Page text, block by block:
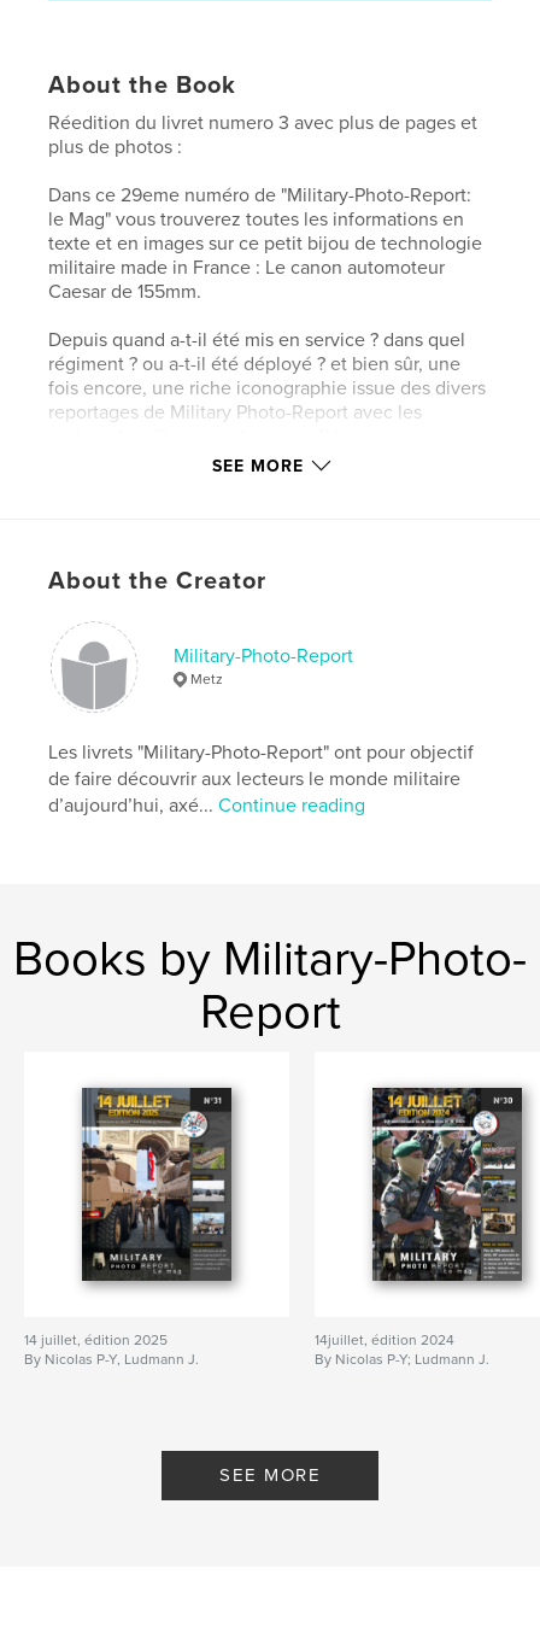
About the Book
Réedition du livret numero 3 avec plus de pages et
plus de photos :
Dans ce 29eme numéro de "Military-Photo-Report:
le Mag" vous trouverez toutes les informations en
texte et en images sur ce petit bijou de technologie
militaire made in France : Le canon automoteur
Caesar de 155mm.
Depuis quand a-t-il été mis en service ? dans quel
régiment ? ou a-t-il été déployé ? et bien sûr, une
fois encore, une riche iconographie issue des divers
reportages de Military Photo-Report avec les
Primary Category:
Project Option:US Letter, 8.5×11 in, 22×28 cm
# of Pages:
LanguageFrench
SEE MORE
About the Creator
Military-Photo-Report
Metz
Les livrets "Military-Photo-Report" ont pour objectif
de faire découvrir aux lecteurs le monde militaire
d’aujourd’hui, axé...Continue reading
Books by Military-Photo-
Report
14 juillet, édition 2025
By Nicolas P-Y, Ludmann J.
14juillet, édition 2024
By Nicolas P-Y; Ludmann J.
SEE MORE